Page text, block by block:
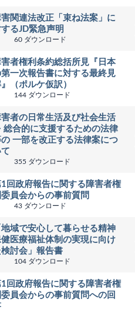
害関連法改正「束ね法案」に
るJD緊急声明
60 ダウンロード
害者権利条約総括所見『日本
一次報告書に対する最終見
（ポルケ仮訳）
144 ダウンロード
害者の日常生活及び社会生活
総合的に支援するための法律
一部を改正する法律案につ
355 ダウンロード
回政府報告に関する障害者権
員会からの事前質問
43 ダウンロード
地域で安心して暮らせる精神
医療福祉体制の実現に向け
検討会」報告書
104 ダウンロード
回政府報告に関する障害者権
員会からの事前質問への回